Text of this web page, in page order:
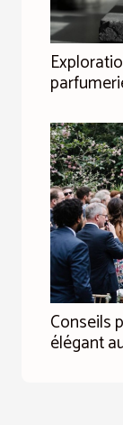
Conseils
élégant